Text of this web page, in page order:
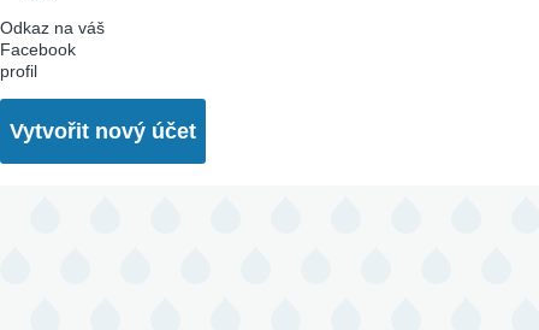
Odkaz na váš
Facebook
profil